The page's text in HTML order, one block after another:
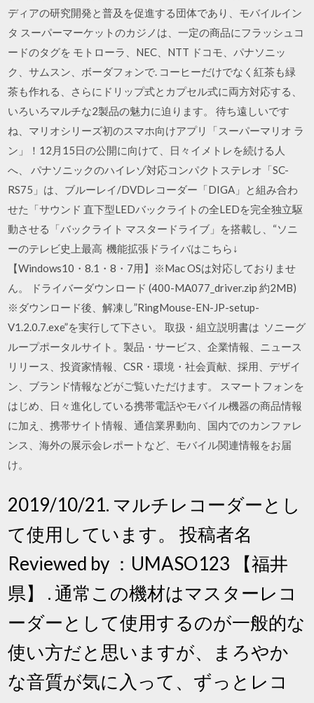
ディアの研究開発と普及を促進する団体であり、モバイルイン
タ スーパーマーケットのカジノは、一定の商品にフラッシュコ
ードのタグを モトローラ、NEC、NTT ドコモ、パナソニッ
ク、サムスン、ボーダフォンで. コーヒーだけでなく紅茶も緑
茶も作れる、さらにドリップ式とカプセル式に両方対応する、
いろいろマルチな2製品の魅力に迫ります。 待ち遠しいです
ね、マリオシリーズ初のスマホ向けアプリ「スーパーマリオ ラ
ン」！12月15日の公開に向けて、日々イメトレを続ける人
へ、 パナソニックのハイレゾ対応コンパクトステレオ「SC-
RS75」は、ブルーレイ/DVDレコーダー「DIGA」と組み合わ
せた「サウンド 直下型LEDバックライトの全LEDを完全独立駆
動させる「バックライト マスタードライブ」を搭載し、“ソニ
ーのテレビ史上最高 機能拡張ドライバはこちら↓
【Windows10・8.1・8・7用】※Mac OSは対応しておりませ
ん。 ドライバーダウンロード (400-MA077_driver.zip 約2MB)
※ダウンロード後、解凍し”RingMouse-EN-JP-setup-
V1.2.0.7.exe”を実行して下さい。 取扱・組立説明書は ソニーグ
ループポータルサイト。製品・サービス、企業情報、ニュース
リリース、投資家情報、CSR・環境・社会貢献、採用、デザイ
ン、ブランド情報などがご覧いただけます。 スマートフォンを
はじめ、日々進化している携帯電話やモバイル機器の商品情報
に加え、携帯サイト情報、通信業界動向、国内でのカンファレ
ンス、海外の展示会レポートなど、モバイル関連情報をお届
け。
2019/10/21. マルチレコーダーとし
て使用しています。 投稿者名
Reviewed by ：UMASO123 【福井
県】 . 通常この機材はマスターレコ
ーダーとして使用するのが一般的な
使い方だと思いますが、まろやか
な音質が気に入って、ずっとレコ